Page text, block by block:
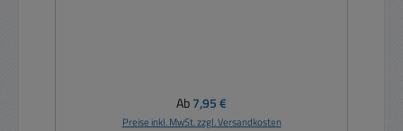
Regulärer Preis:
Ab7,95 €
Preise inkl. MwSt. zzgl. Versandkosten